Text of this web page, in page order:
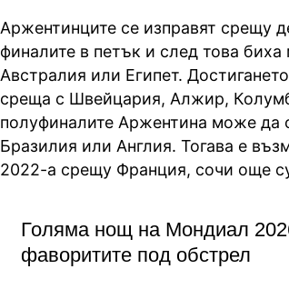
Аржентинците се изправят срещу
финалите в петък и след това
Австралия или Египет.
среща с Швейцария, Алжир,
полуфиналите Аржентина може да
Бразилия или Англия. Тогава е
2022-а срещу Франция, сочи още
Голяма нощ на Мондиал
фаворитите под обстрел